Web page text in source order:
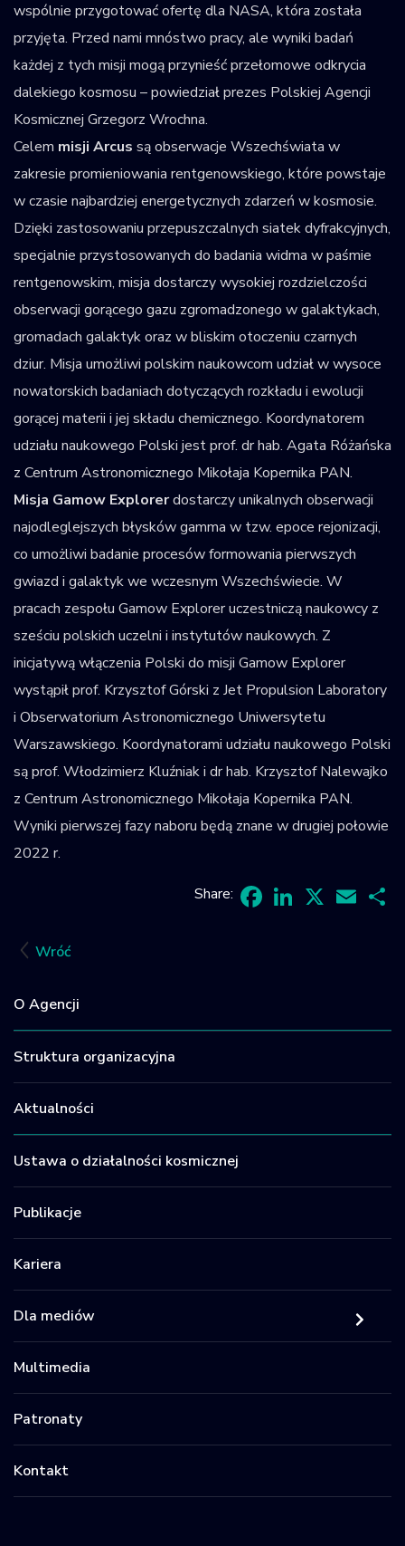
Wróć
O Agencji
Struktura organizacyjna
Aktualności
Ustawa o działalności kosmicznej
Publikacje
Kariera
Dla mediów
Multimedia
Patronaty
Kontakt
wspólnie przygotować ofertę dla NASA, która została
przyjęta. Przed nami mnóstwo pracy, ale wyniki badań
każdej z tych misji mogą przynieść przełomowe odkrycia
dalekiego kosmosu – powiedział prezes Polskiej Agencji
Kosmicznej Grzegorz Wrochna.
Celem misji Arcus są obserwacje Wszechświata w
zakresie promieniowania rentgenowskiego, które powstaje
w czasie najbardziej energetycznych zdarzeń w kosmosie.
Dzięki zastosowaniu przepuszczalnych siatek dyfrakcyjnych,
specjalnie przystosowanych do badania widma w paśmie
rentgenowskim, misja dostarczy wysokiej rozdzielczości
obserwacji gorącego gazu zgromadzonego w galaktykach,
gromadach galaktyk oraz w bliskim otoczeniu czarnych
dziur. Misja umożliwi polskim naukowcom udział w wysoce
nowatorskich badaniach dotyczących rozkładu i ewolucji
gorącej materii i jej składu chemicznego. Koordynatorem
udziału naukowego Polski jest prof. dr hab. Agata Różańska
z Centrum Astronomicznego Mikołaja Kopernika PAN.
Misja Gamow Explorerdostarczy unikalnych obserwacji
najodleglejszych błysków gamma w tzw. epoce rejonizacji,
co umożliwi badanie procesów formowania pierwszych
gwiazd i galaktyk we wczesnym Wszechświecie. W
pracach zespołu Gamow Explorer uczestniczą naukowcy z
sześciu polskich uczelni i instytutów naukowych. Z
inicjatywą włączenia Polski do misji Gamow Explorer
wystąpił prof. Krzysztof Górski z Jet Propulsion Laboratory
i Obserwatorium Astronomicznego Uniwersytetu
Warszawskiego. Koordynatorami udziału naukowego Polski
są prof. Włodzimierz Kluźniak i dr hab. Krzysztof Nalewajko
z Centrum Astronomicznego Mikołaja Kopernika PAN.
Wyniki pierwszej fazy naboru będą znane w drugiej połowie
2022 r.
Share: